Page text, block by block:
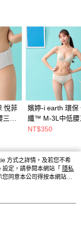
悅菲
角
嬪婷-i earth 環保
纖™ M-3L中低腰
褲(奶油黃)
NT$350
方式之詳情，及若您不希
定，請參閱本網站「 隱私
同意本公司得按本網站使